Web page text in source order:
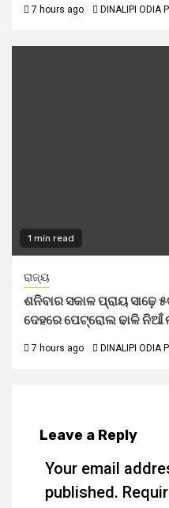
7 hours ago DINALIPI ODIA
1 min read
ରାଜ୍ୟ
ଶନିବାର ସକାଳ ପ୍ରାୟ
ଦେହରେ ପେଟ୍ରୋଲ ଢାଳି ନିଆଁ
7 hours ago DINALIPI ODIA
Leave a Reply
Your email
published.